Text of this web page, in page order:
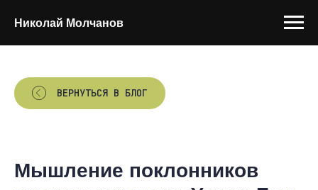
Николай Молчанов
ВЕРНУТЬСЯ В БЛОГ
Мышление поклонников